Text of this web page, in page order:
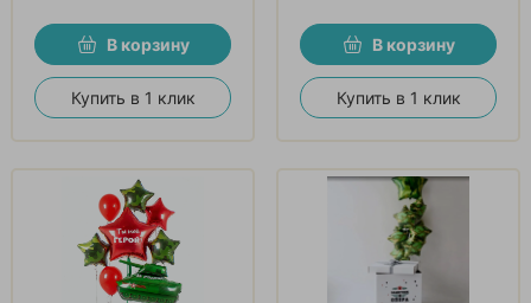
В корзину
Купить в 1 клик
В корзину
Купить в 1 клик